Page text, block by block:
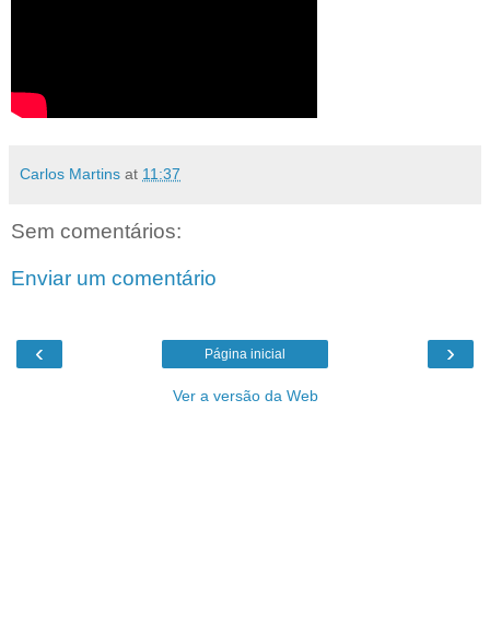
Carlos Martins at 11:37
Sem comentários:
Enviar um comentário
‹ ›
Página inicial
Ver a versão da Web